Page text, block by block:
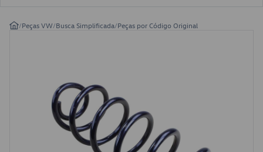
/Peças VW/Busca Simplificada/Peças por Código Original